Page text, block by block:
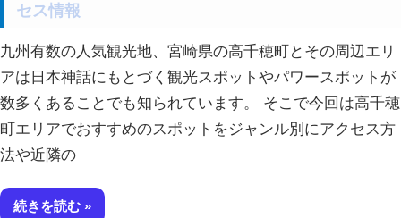
セス情報
九州有数の人気観光地、宮崎県の高千穂町とその周辺エリ
アは日本神話にもとづく観光スポットやパワースポットが
数多くあることでも知られています。 そこで今回は高千穂
町エリアでおすすめのスポットをジャンル別にアクセス方
法や近隣の
続きを読む